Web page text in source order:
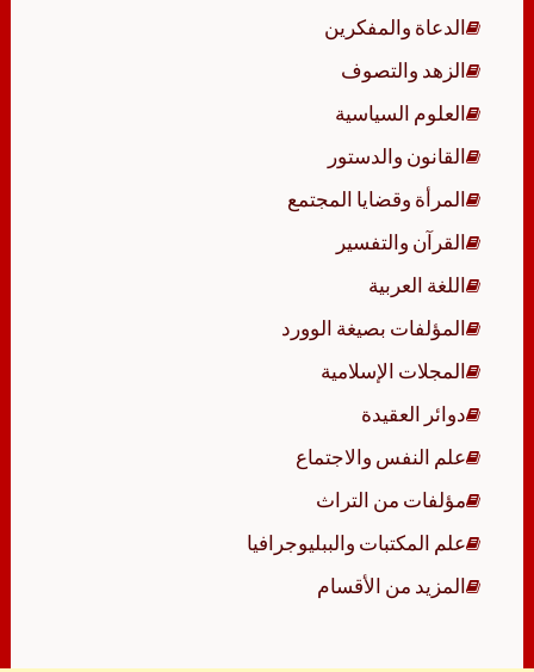
الدعاة والمفكرين
الزهد والتصوف
العلوم السياسية
القانون والدستور
المرأة وقضايا المجتمع
القرآن والتفسير
اللغة العربية
المؤلفات بصيغة الوورد
المجلات الإسلامية
دوائر العقيدة
علم النفس والاجتماع
مؤلفات من التراث
علم المكتبات والببليوجرافيا
المزيد من الأقسام